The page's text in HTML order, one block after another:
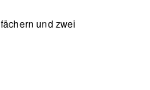
und zwei